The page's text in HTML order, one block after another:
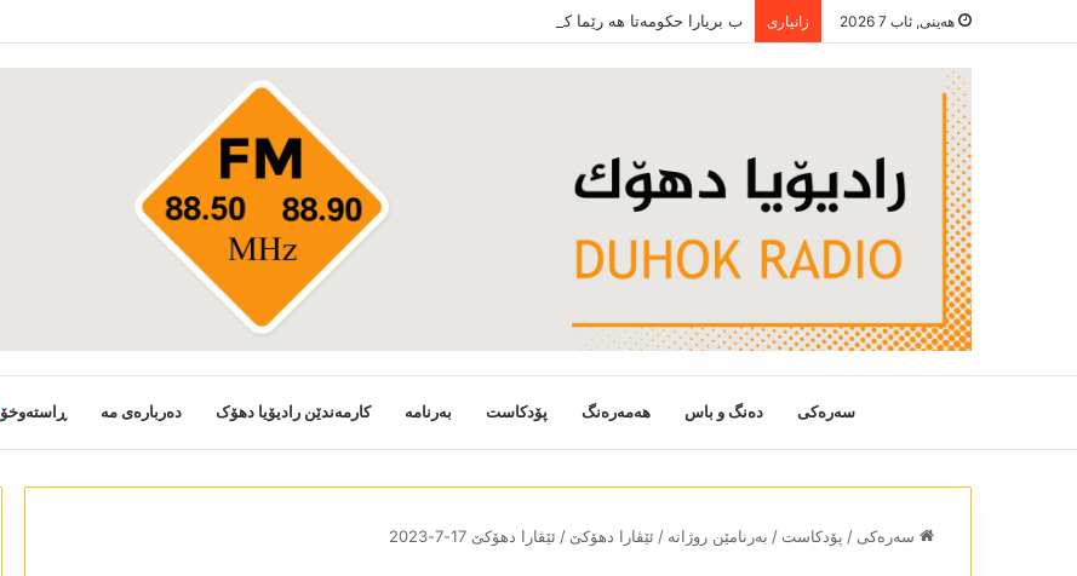
هەینی, ئاب 7 2026 زانیاری ب بریارا حکومەتا ھە رێما کوردستانی خەلکێ گوندێن سەر ب ئێدارا زاخو ڤە دشین سەرەدانا گوندیێن خو بکەن
سەرەکی دەنگ و باس هەمەرەنگ پۆدکاست بەرنامە کارمەندێن رادیۆیا دھۆک دەربارەی مە ڕاستەوخۆ
سەرەکی / پۆدکاست / بەرنامێن روژانە / ئێڤارا دھۆکێ / ئێڤارا دھۆکێ 17-7-2023